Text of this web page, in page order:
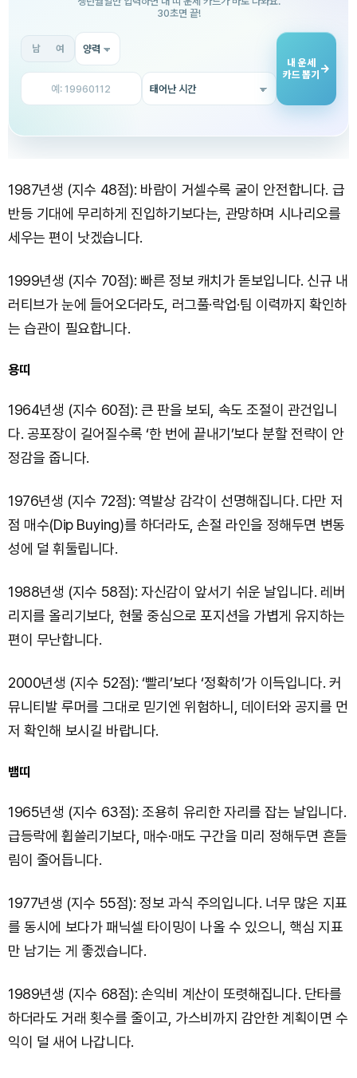
1987년생 (지수 48점): 바람이 거셀수록 굴이 안전합니다. 급
반등 기대에 무리하게 진입하기보다는, 관망하며 시나리오를
세우는 편이 낫겠습니다.
1999년생 (지수 70점): 빠른 정보 캐치가 돋보입니다. 신규 내
러티브가 눈에 들어오더라도, 러그풀·락업·팀 이력까지 확인하
는 습관이 필요합니다.
용띠
1964년생 (지수 60점): 큰 판을 보되, 속도 조절이 관건입니
다. 공포장이 길어질수록 ‘한 번에 끝내기’보다 분할 전략이 안
정감을 줍니다.
1976년생 (지수 72점): 역발상 감각이 선명해집니다. 다만 저
점 매수(Dip Buying)를 하더라도, 손절 라인을 정해두면 변동
성에 덜 휘둘립니다.
1988년생 (지수 58점): 자신감이 앞서기 쉬운 날입니다. 레버
리지를 올리기보다, 현물 중심으로 포지션을 가볍게 유지하는
편이 무난합니다.
2000년생 (지수 52점): ‘빨리’보다 ‘정확히’가 이득입니다. 커
뮤니티발 루머를 그대로 믿기엔 위험하니, 데이터와 공지를 먼
저 확인해 보시길 바랍니다.
뱀띠
1965년생 (지수 63점): 조용히 유리한 자리를 잡는 날입니다.
급등락에 휩쓸리기보다, 매수·매도 구간을 미리 정해두면 흔들
림이 줄어듭니다.
1977년생 (지수 55점): 정보 과식 주의입니다. 너무 많은 지표
를 동시에 보다가 패닉셀 타이밍이 나올 수 있으니, 핵심 지표
만 남기는 게 좋겠습니다.
1989년생 (지수 68점): 손익비 계산이 또렷해집니다. 단타를
하더라도 거래 횟수를 줄이고, 가스비까지 감안한 계획이면 수
익이 덜 새어 나갑니다.